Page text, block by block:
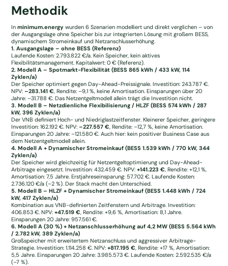
Methodik
Inminimum.energy wurden 6 Szenarien modelliert und direkt verglichen – von
der Ausgangslage ohne Speicher bis zur integrierten Lösung mit großem BESS,
dynamischem Stromeinkauf und Netzanschlusserhöhung.
1. Ausgangslage – ohne BESS (Referenz)
Laufende Kosten: 2.793.822 €/a. Kein Speicher, kein aktives
Flexibilitätsmanagement. Kapitalwert: 0 € (Referenz).
2. Modell A – Spotmarkt-Flexibilität (BESS 865 kWh / 433 kW, 114
Zyklen/a)
Der Speicher optimiert gegen Day-Ahead-Preissignale. Investition: 243.787 €.
NPV:–283.141 € , Rendite: –9,1 %, keine Amortisation. Einsparungen über 20
Jahre: –31.788 €. Das Netzentgeltmodell allein trägt die Investition nicht.
3. Modell B – Netzdienliche Flexibilisierung / HLZF (BESS 574 kWh / 287
kW, 396 Zyklen/a)
Der VNB definiert Hoch- und Niedriglastzeitfenster. Kleinerer Speicher, geringere
Investition: 162.192 €. NPV:–227.557 € , Rendite: –12,7 %, keine Amortisation.
Einsparungen 20 Jahre: –121.580 €. Auch hier: kein positiver Business Case aus
dem Netzentgeltmodell allein.
4. Modell A + Dynamischer Stromeinkauf (BESS 1.539 kWh / 770 kW, 344
Zyklen/a)
Der Speicher wird gleichzeitig für Netzentgeltoptimierung und Day-Ahead-
Arbitrage eingesetzt. Investition: 432.459 €. NPV:+141.223 € , Rendite: +12,1 %,
Amortisation: 7,5 Jahre. Erstjahreseinsparung: 57.702 €. Laufende Kosten:
2.736.120 €/a (–2 %). Der Stack macht den Unterschied.
5. Modell B – HLZF + Dynamischer Stromeinkauf (BESS 1.448 kWh / 724
kW, 417 Zyklen/a)
Kombination aus VNB-definierten Zeitfenstern und Arbitrage. Investition:
406.853 €. NPV:+47.519 € , Rendite: +9,6 %, Amortisation: 8,1 Jahre.
Einsparungen 20 Jahre: 957.561 €.
6. Modell A (30 %) + Netzanschlusserhöhung auf 4,2 MW (BESS 5.564 kWh
/ 2.782 kW, 389 Zyklen/a)
Großspeicher mit erweitertem Netzanschluss und aggressiver Arbitrage-
Strategie. Investition: 1.114.258 €. NPV:+817.195 € , Rendite: +17 %, Amortisation:
5,5 Jahre. Einsparungen 20 Jahre: 3.985.573 €. Laufende Kosten: 2.592.535 €/a
(–7 %).